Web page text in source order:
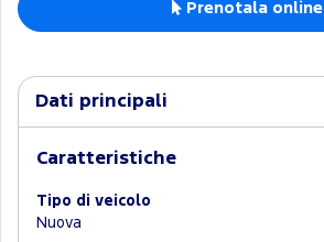
Prenotala online
Dati principali
Caratteristiche
Tipo di veicolo
Nuova